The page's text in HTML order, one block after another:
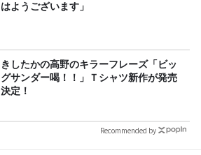
はようございます」
きしたかの高野のキラーフレーズ「ビッ
グサンダー喝！！」Ｔシャツ新作が発売
決定！
Recommended by